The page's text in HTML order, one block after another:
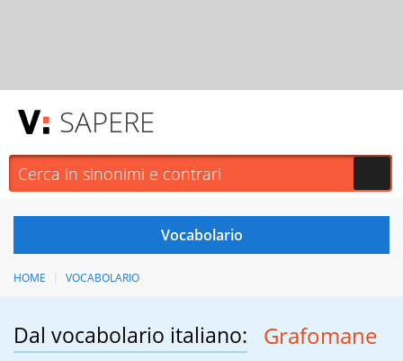
SAPERE
HOME VOCABOLARIO
Dal vocabolario italiano: Grafomane